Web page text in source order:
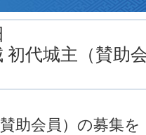
初代城主（賛助
助会員）の募集を